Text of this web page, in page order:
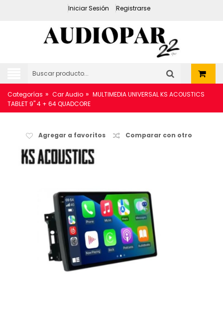
Iniciar Sesión Registrarse
Categorías » Car Audio » MULTIMEDIA UNIVERSAL KS ACOUSTICS
TABLET 9'' 4 + 64 QUADCORE
Agregar a favoritos Comparar con otro